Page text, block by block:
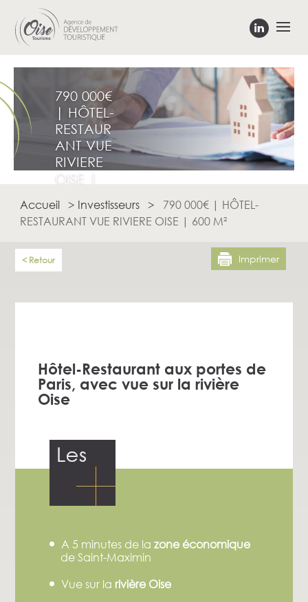
790 000€
| HÔTEL-
RESTAUR
ANT VUE
RIVIERE
OISE |
Accueil > Investisseurs >
790 000€ | HÔTEL-
RESTAURANT VUE RIVIERE OISE | 600 M²
Retour Imprimer
Hôtel-Restaurant aux portes de
Paris, avec vue sur la rivière
Oise
A 5 minutes de lazone économique
de Saint-Maximin
Vue sur larivière Oise